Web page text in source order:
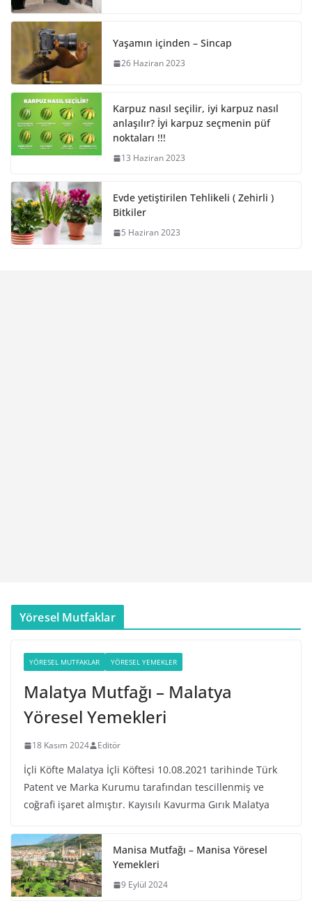
Yaşamın içinden – Sincap
26 Haziran 2023
Karpuz nasıl seçilir, iyi karpuz nasıl
anlaşılır? İyi karpuz seçmenin püf
noktaları !!!
13 Haziran 2023
Evde yetiştirilen Tehlikeli ( Zehirli )
Bitkiler
5 Haziran 2023
Yöresel Mutfaklar
YÖRESEL MUTFAKLAR YÖRESEL YEMEKLER
Malatya Mutfağı – Malatya
Yöresel Yemekleri
18 Kasım 2024 Editör
İçli Köfte Malatya İçli Köftesi 10.08.2021 tarihinde Türk
Patent ve Marka Kurumu tarafından tescillenmiş ve
coğrafi işaret almıştır. Kayısılı Kavurma Gırık Malatya
Manisa Mutfağı – Manisa Yöresel
Yemekleri
9 Eylül 2024